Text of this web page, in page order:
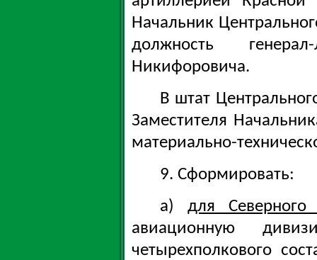
Начальник
должность
Никифоровича.
В штат
Заместителя
материально-
9. Сформировать:
а) для
авиационную
четырехполкового